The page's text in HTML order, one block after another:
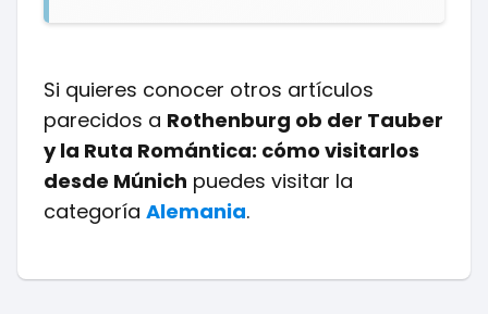
Si quieres conocer otros artículos
parecidos a Rothenburg ob der Tauber
y la Ruta Romántica: cómo visitarlos
desde Múnich puedes visitar la
categoría Alemania.